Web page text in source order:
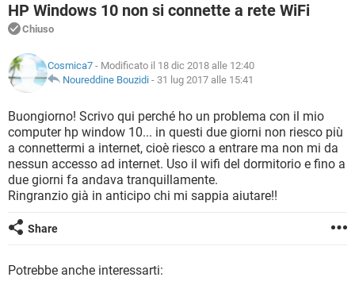
INSTAGRAM WHATSAPP
TIKTOK
HARDWARE
iOS
INSTAGRAM
TIKTOK FACEBOOK
COVID-19 GAMING
INTRATTENIMENTO
iOS WINDOWS 10
INSTAGRAM
TIKTOK FACEBOOK
HARDWARE
FORUM
COVID-19
INTRATTENIMENTO ANDROID
INSTAGRAM WHATSAPP
TIKTOK FACEBOOK
HARDWARE
GLOSSARIO
COVID-19
INTRATTENIMENTO ANDROID
iOS WINDOWS 10
INSTAGRAM WHATSAPP
TIKTOK FACEBOOK
HARDWARE
HP Windows 10 non si connette a rete WiFi
Chiuso
Cosmica7 - Modificato il 18 dic 2018 alle 12:40
Noureddine Bouzidi - 31 lug 2017 alle 15:41
Buongiorno! Scrivo qui perché ho un problema con il mio
computer hp window 10... in questi due giorni non riesco più
a connettermi a internet, cioè riesco a entrare ma non mi da
nessun accesso ad internet. Uso il wifi del dormitorio e fino a
due giorni fa andava tranquillamente.
Ringranzio già in anticipo chi mi sappia aiutare!!
Share
Potrebbe anche interessarti: